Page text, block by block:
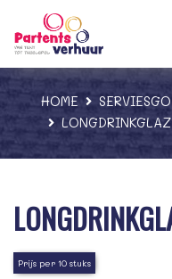
HOME
Prijs per 10 stuks